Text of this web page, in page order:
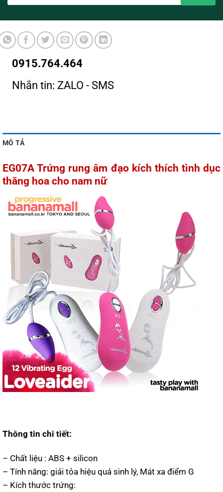
0915.764.464
Nhắn tin: ZALO - SMS
MÔ TẢ
EG07A Trứng rung âm đạo kích thích tình dục
thăng hoa cho nam nữ
Thông tin chi tiết:
– Chất liệu : ABS + silicon
– Tính năng: giải tỏa hiệu quả sinh lý, Mát xa điểm G
– Kích thước trứng: